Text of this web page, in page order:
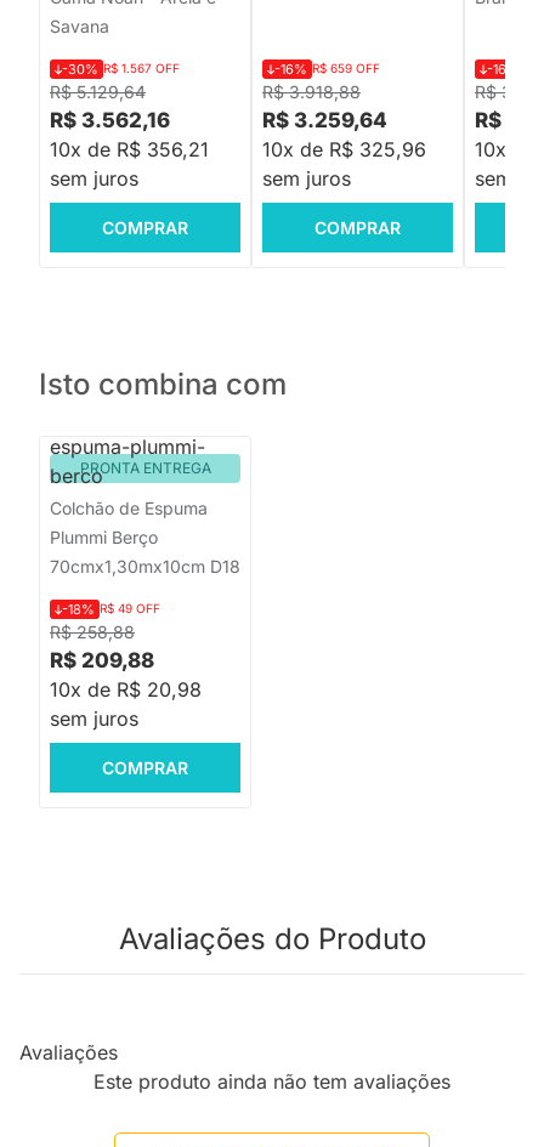
Savana
R$ 5.129,64
-30% R$ 1.567 OFF
R$ 3.562,16
10x de R$ 356,21
sem juros
COMPRAR
R$ 3.918,88
-16% R$ 659 OFF
R$ 3.259,64
10x de R$ 325,96
sem juros
COMPRAR
R$
-16%
R$
10x de
sem
Isto combina com
PRONTA ENTREGA
Colchão de Espuma
Plummi Berço
70cmx1,30mx10cm D18
R$ 258,88
-18% R$ 49 OFF
R$ 209,88
10x de R$ 20,98
sem juros
COMPRAR
Avaliações do Produto
Avaliações
Este produto ainda não tem avaliações